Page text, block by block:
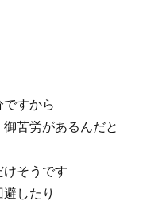
すから
苦労があるんだと
そうです
したり